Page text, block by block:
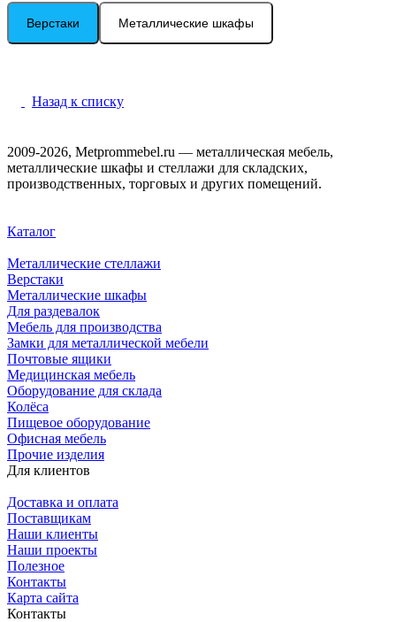
Верстаки Металлические шкафы
Назад к списку
2009-2026, Metprommebel.ru — металлическая мебель,
металлические шкафы и стеллажи для складских,
производственных, торговых и других помещений.
Каталог
Металлические стеллажи
Верстаки
Металлические шкафы
Для раздевалок
Мебель для производства
Замки для металлической мебели
Почтовые ящики
Медицинская мебель
Оборудование для склада
Колёса
Пищевое оборудование
Офисная мебель
Прочие изделия
Для клиентов
Доставка и оплата
Поставщикам
Наши клиенты
Наши проекты
Полезное
Контакты
Карта сайта
Контакты